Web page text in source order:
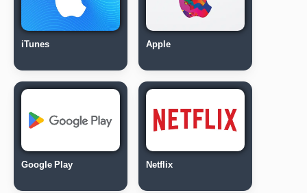
iTunes Apple
Google Play Netflix